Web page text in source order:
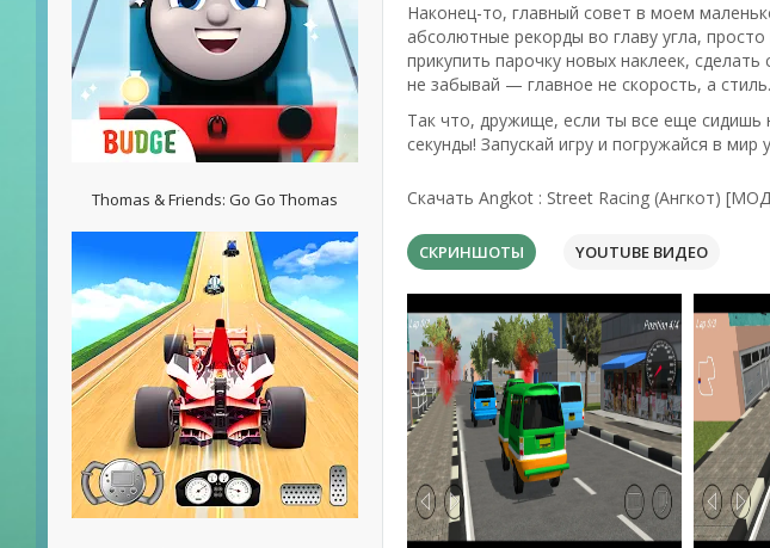
Thomas & Friends: Go Go Thomas
Наконец-то, главный совет в моем
абсолютные рекорды во главу угла,
прикупить парочку новых наклеек,
не забывай — главное не скорость, а стиль.
Так что, дружище, если ты все еще сидишь
секунды! Запускай игру и погружайся в
Скачать Angkot : Street Racing (Ангкот)
СКРИНШОТЫ YOUTUBE ВИДЕО